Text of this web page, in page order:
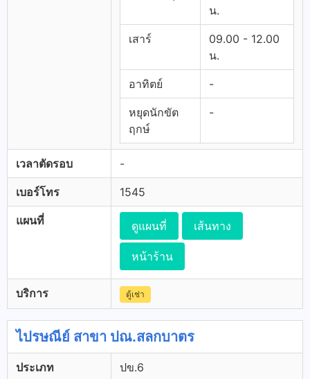
น.
เสาร์
09.00 - 12.00
น.
อาทิตย์ -
หยุดนักขัต
ฤกษ์
-
เวลาตัดรอบ -
เบอร์โทร 1545
แผนที่ ดูแผนที่ เส้นทาง
หน้าร้าน
บริการ ตู้เช่า
ไปรษณีย์ สาขา ปณ.สลกบาตร
ประเภท ปข.6